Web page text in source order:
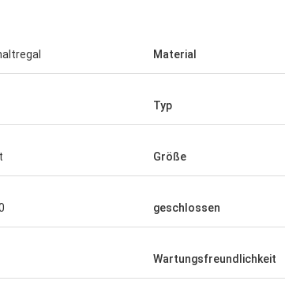
Material
Typ
Größe
geschlossen
Wartungsfreundlichkeit